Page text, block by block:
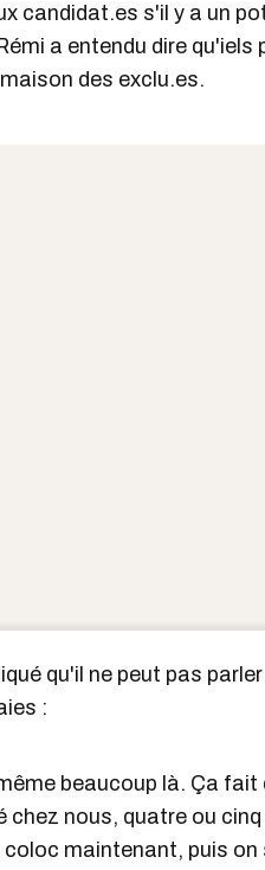
candidat.es s'il y a un
a entendu dire
des exclu.es.
qu'il ne peut pas
:
beaucoup là. Ça fait
chez nous, quatre ou
coloc maintenant, puis on